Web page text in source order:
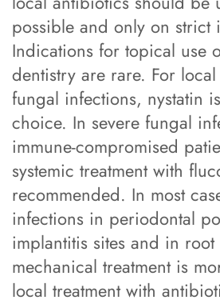
possible and only on strict
Indications for topical use
dentistry are rare. For
fungal infections, nystatin
choice. In severe fungal
immune-compromised
systemic treatment with
recommended. In most
infections in periodontal
implantitis sites and in root
mechanical treatment is
local treatment with